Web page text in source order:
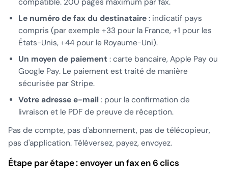
Le numéro de fax du destinataire : indicatif pays
compris (par exemple +33 pour la France, +1 pour les
États-Unis, +44 pour le Royaume-Uni).
Un moyen de paiement : carte bancaire, Apple Pay ou
Google Pay. Le paiement est traité de manière
sécurisée par Stripe.
Votre adresse e-mail : pour la confirmation de
livraison et le PDF de preuve de réception.
Pas de compte, pas d'abonnement, pas de télécopieur,
pas d'application. Téléversez, payez, envoyez.
Étape par étape : envoyer un fax en 6 clics